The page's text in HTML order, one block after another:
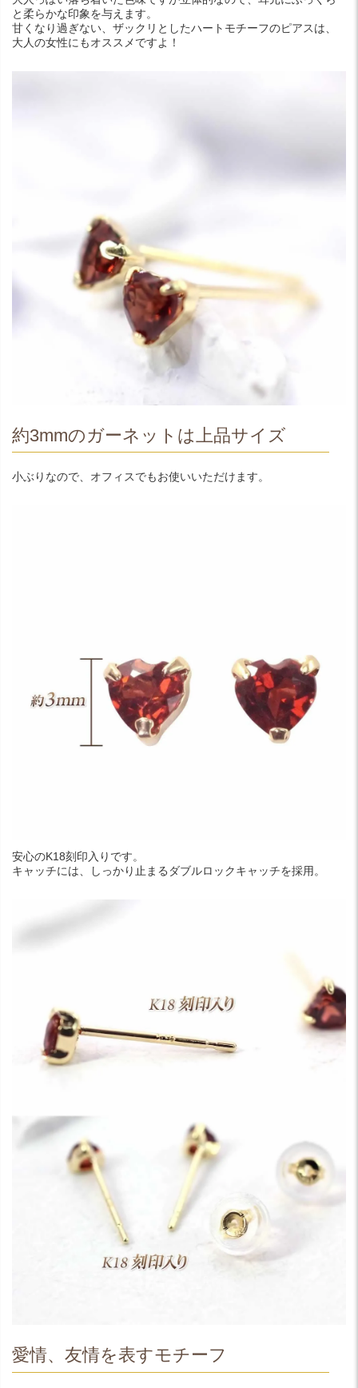
と柔らかな印象を与えます。
甘くなり過ぎない、ザックリとしたハートモチーフのピアスは、
大人の女性にもオススメですよ！
約3mmのガーネットは上品サイズ
小ぶりなので、オフィスでもお使いいただけます。
安心のK18刻印入りです。
キャッチには、しっかり止まるダブルロックキャッチを採用。
愛情、友情を表すモチーフ